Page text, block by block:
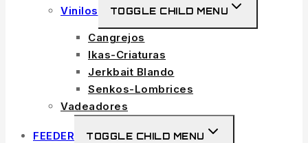
Vinilos TOGGLE CHILD MENU
Cangrejos
Ikas-Criaturas
Jerkbait Blando
Senkos-Lombrices
Vadeadores
FEEDER TOGGLE CHILD MENU